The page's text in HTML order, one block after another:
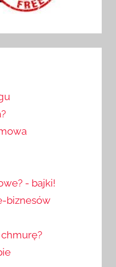
- bajki!
biznesów